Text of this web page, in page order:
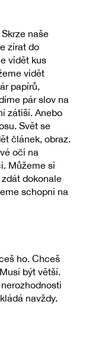
naše
zírat do
vidět kus
vidět
papírů,
pár slov na
zátiší. Anebo
Svět se
článek, obraz.
oči na
Můžeme si
dokonale
schopni na
ho. Chceš
být větší.
navždy.